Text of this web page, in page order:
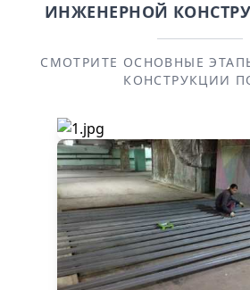
ИНЖЕНЕРНОЙ
СМОТРИТЕ ОСНОВНЫЕ
КОНСТРУКЦИИ